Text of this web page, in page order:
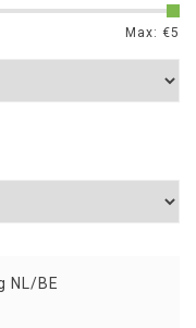
Max: €5
NL/BE